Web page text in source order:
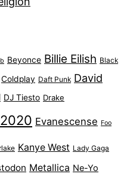
Beyonce Billie Eilish Black
Coldplay Daft Punk David
DJ Tiesto Drake
Evanescense Foo
Kanye West Lady Gaga
Metallica Ne-Yo